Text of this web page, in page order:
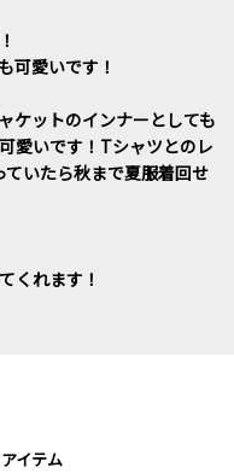
可愛いです！
ケットのインナーとしても
愛いです！Tシャツとのレ
いたら秋まで夏服着回せ
くれます！
イテム